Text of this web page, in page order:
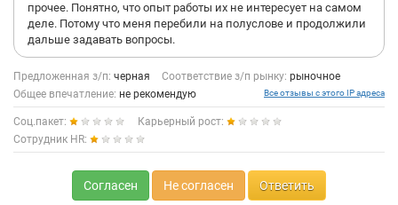
прочее. Понятно, что опыт работы их не интересует на самом
деле. Потому что меня перебили на полуслове и продолжили
дальше задавать вопросы.
Предложенная з/п: черная Соответствие з/п рынку: рыночное
Общее впечатление: не рекомендую Все отзывы с этого IP адреса
Соц.пакет:
Карьерный рост:
Сотрудник HR:
Согласен Не согласен Ответить